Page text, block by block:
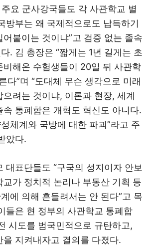
요 군사강국들도 각 사관학교 별
방부는 왜 국제적으로도 납득하기
붙이는 것이냐”고 검증 없는 졸속
. 김 총장은 “짧게는 1년 길게는 초
비해온 수험생들이 20일 뒤 사관학
다”며 “도대체 무슨 생각으로 미래
려는 것이냐, 이론과 현장, 세계
속 통폐합은 개혁도 혁신도 아니다.
체계와 국방에 대한 파괴”라고 주
았다.
대표단들도 “구국의 성지이자 안보
교가 정치적 논리나 부동산 기획 등
에 의해 흔들려서는 안 된다”고 목
들은 현 정부의 사관학교 통폐합
시도를 범국민적으로 규탄하고,
을 지켜내자고 결의를 다졌다.